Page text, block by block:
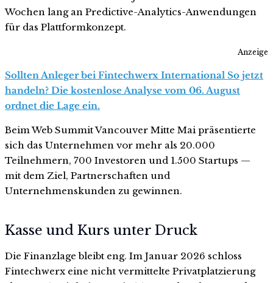
Wochen lang an Predictive-Analytics-Anwendungen
für das Plattformkonzept.
Anzeige
Sollten Anleger bei Fintechwerx International So jetzt
handeln? Die kostenlose Analyse vom 06. August
ordnet die Lage ein.
Beim Web Summit Vancouver Mitte Mai präsentierte
sich das Unternehmen vor mehr als 20.000
Teilnehmern, 700 Investoren und 1.500 Startups —
mit dem Ziel, Partnerschaften und
Unternehmenskunden zu gewinnen.
Kasse und Kurs unter Druck
Die Finanzlage bleibt eng. Im Januar 2026 schloss
Fintechwerx eine nicht vermittelte Privatplatzierung